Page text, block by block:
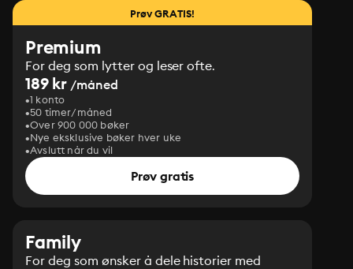
Prøv GRATIS!
Premium
For deg som lytter og leser ofte.
189 kr /måned
1 konto
50 timer/måned
Over 900 000 bøker
Nye eksklusive bøker hver uke
Avslutt når du vil
Prøv gratis
Family
For deg som ønsker å dele historier med